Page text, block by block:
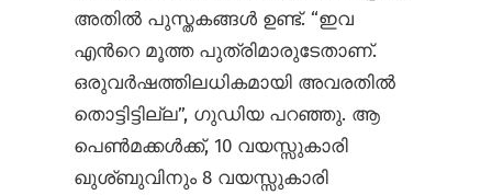
അതില്‍ പുസ്തകങ്ങള്‍ ഉണ്ട്. “ഇവ
എന്‍റെ മൂത്ത പുത്രിമാരുടേതാണ്.
ഒരുവര്‍ഷത്തിലധികമായി അവരതില്‍
തൊട്ടിട്ടില്ല”, ഗുഡിയ പറഞ്ഞു. ആ
പെണ്‍മക്കള്‍ക്ക്, 10 വയസ്സുകാരി
ഖുശ്ബുവിനും 8 വയസ്സുകാരി